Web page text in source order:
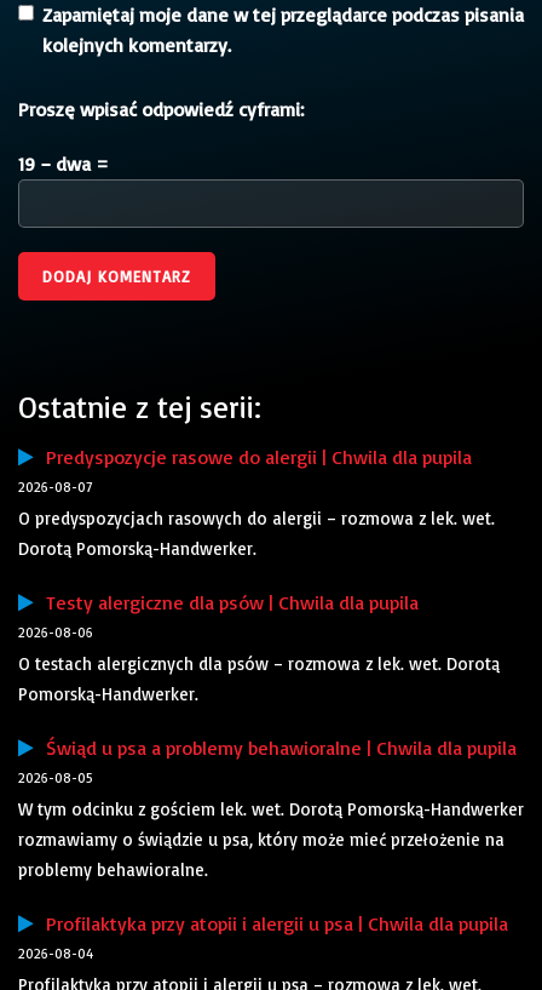
Zapamiętaj moje dane w tej przeglądarce podczas pisania
kolejnych komentarzy.
Proszę wpisać odpowiedź cyframi:
19 − dwa =
Ostatnie z tej serii:
Predyspozycje rasowe do alergii | Chwila dla pupila
2026-08-07
O predyspozycjach rasowych do alergii – rozmowa z lek. wet.
Dorotą Pomorską-Handwerker.
Testy alergiczne dla psów | Chwila dla pupila
2026-08-06
O testach alergicznych dla psów – rozmowa z lek. wet. Dorotą
Pomorską-Handwerker.
Świąd u psa a problemy behawioralne | Chwila dla pupila
2026-08-05
W tym odcinku z gościem lek. wet. Dorotą Pomorską-Handwerker
rozmawiamy o świądzie u psa, który może mieć przełożenie na
problemy behawioralne.
Profilaktyka przy atopii i alergii u psa | Chwila dla pupila
2026-08-04
Profilaktyka przy atopii i alergii u psa – rozmowa z lek. wet.